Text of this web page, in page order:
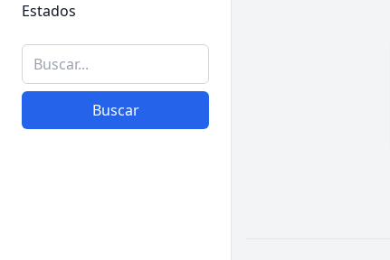
Estados
Buscar